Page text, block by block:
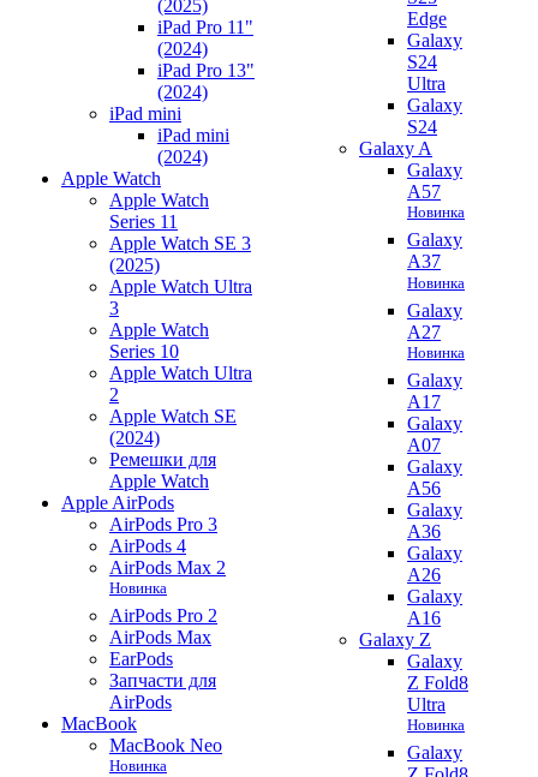
(2025)
iPad Pro 11"
(2024)
iPad Pro 13"
(2024)
iPad mini
iPad mini
(2024)
Apple Watch
Apple Watch
Series 11
Apple Watch SE 3
(2025)
Apple Watch Ultra
3
Apple Watch
Series 10
Apple Watch Ultra
2
Apple Watch SE
(2024)
Ремешки для
Apple Watch
Apple AirPods
AirPods Pro 3
AirPods 4
AirPods Max 2
Новинка
AirPods Pro 2
AirPods Max
EarPods
Запчасти для
AirPods
MacBook
MacBook Neo
Новинка
Edge
Galaxy
S24
Ultra
Galaxy
S24
Galaxy A
Galaxy
A57
Новинка
Galaxy
A37
Новинка
Galaxy
A27
Новинка
Galaxy
A17
Galaxy
A07
Galaxy
A56
Galaxy
A36
Galaxy
A26
Galaxy
A16
Galaxy Z
Galaxy
Z Fold8
Ultra
Новинка
Galaxy